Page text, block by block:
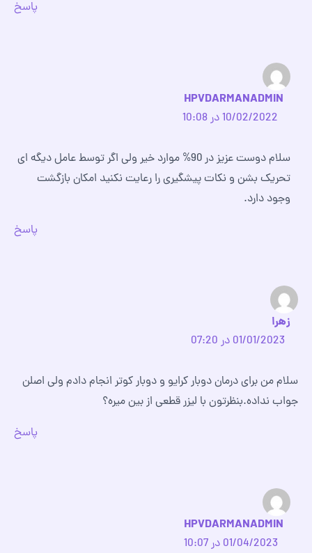
پاسخ
HPVDARMANADMIN
10/02/2022 در 10:08
سلام دوست عزیز در 90% موارد خیر ولی اگر توسط عامل دیگه ای
تحریک بشن و نکات پیشگیری را رعایت نکنید امکان بازگشت
وجود دارد.
پاسخ
زهرا
01/01/2023 در 07:20
سلام من برای درمان دوبار کرایو و دوبار کوتر انجام دادم ولی اصلن
جواب نداده.بنظرتون با لیزر قطعی از بین میره؟
پاسخ
HPVDARMANADMIN
01/04/2023 در 10:07